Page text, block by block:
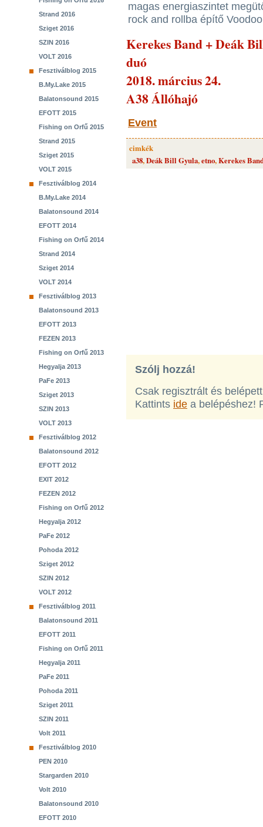
Strand 2016
Sziget 2016
SZIN 2016
VOLT 2016
Fesztiválblog 2015
B.My.Lake 2015
Balatonsound 2015
EFOTT 2015
Fishing on Orfű 2015
Strand 2015
Sziget 2015
VOLT 2015
Fesztiválblog 2014
B.My.Lake 2014
Balatonsound 2014
EFOTT 2014
Fishing on Orfű 2014
Strand 2014
Sziget 2014
VOLT 2014
Fesztiválblog 2013
Balatonsound 2013
EFOTT 2013
FEZEN 2013
Fishing on Orfű 2013
Hegyalja 2013
PaFe 2013
Sziget 2013
SZIN 2013
VOLT 2013
Fesztiválblog 2012
Balatonsound 2012
EFOTT 2012
EXIT 2012
FEZEN 2012
Fishing on Orfű 2012
Hegyalja 2012
PaFe 2012
Pohoda 2012
Sziget 2012
SZIN 2012
VOLT 2012
Fesztiválblog 2011
Balatonsound 2011
EFOTT 2011
Fishing on Orfű 2011
Hegyalja 2011
PaFe 2011
Pohoda 2011
Sziget 2011
SZIN 2011
Volt 2011
Fesztiválblog 2010
PEN 2010
Stargarden 2010
Volt 2010
Balatonsound 2010
EFOTT 2010
magas energiaszintet
rock and rollba építő
Kerekes Band + Deák
duó
2018. március 24.
A38 Állóhajó
Event
cimkék
a38,Deák Bill Gyula,etno,Kerekes
Szólj hozzá!
Csak regisztrált és
Kattints ide a belépéshez!